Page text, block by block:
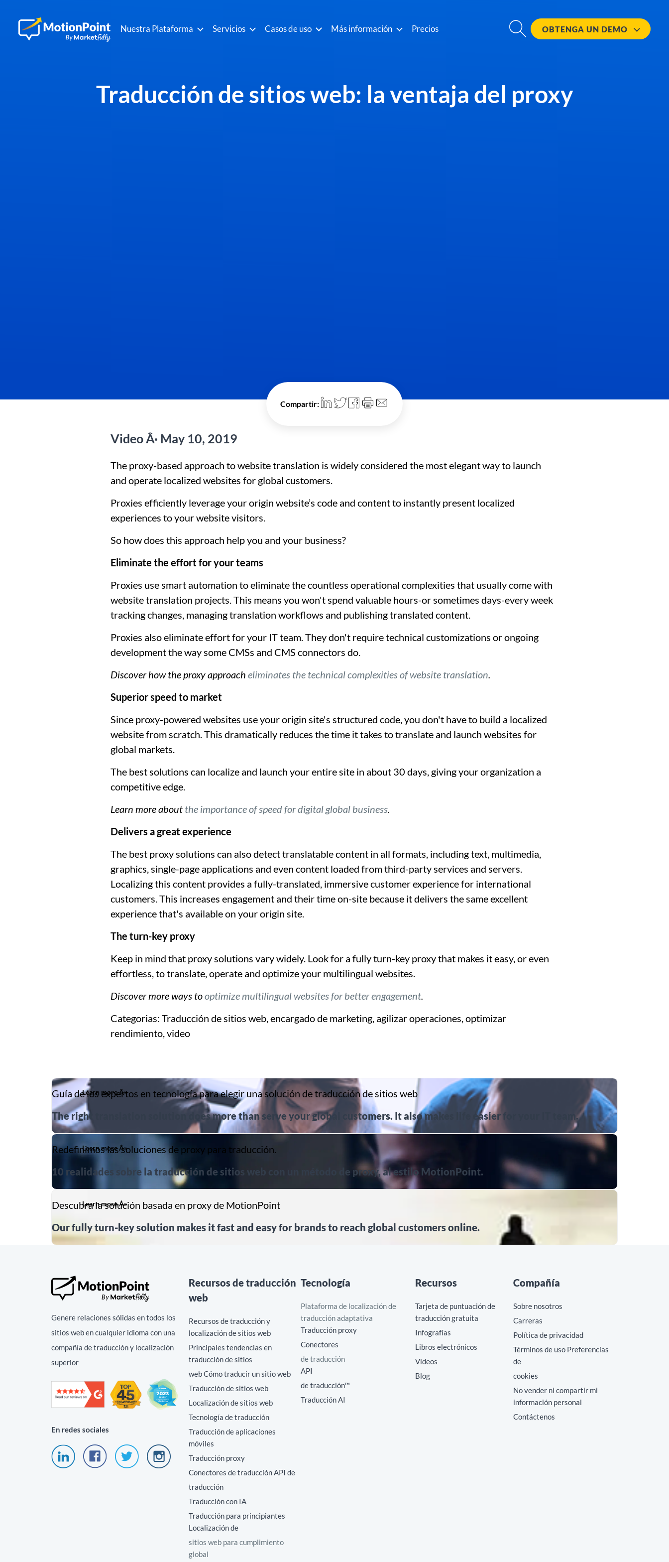
Nuestra Plataforma Servicios Casos de uso Más información Precios OBTENGA UN DEMO
Traducción de sitios web: la ventaja del proxy
Compartir:
Video Â· May 10, 2019
The proxy-based approach to website translation is widely considered the most elegant way to launch
and operate localized websites for global customers.
Proxies efficiently leverage your origin website’s code and content to instantly present localized
experiences to your website visitors.
So how does this approach help you and your business?
Eliminate the effort for your teams
Proxies use smart automation to eliminate the countless operational complexities that usually come with
website translation projects. This means you won't spend valuable hours-or sometimes days-every week
tracking changes, managing translation workflows and publishing translated content.
Proxies also eliminate effort for your IT team. They don't require technical customizations or ongoing
development the way some CMSs and CMS connectors do.
Discoverhow the proxy approach eliminates the technical complexities of website translation.
Superior speed to market
Since proxy-powered websites use your origin site's structured code, you don't have to build a localized
website from scratch. This dramatically reduces the time it takes to translate and launch websites for
global markets.
The best solutions can localize and launch your entire site in about 30 days, giving your organization a
competitive edge.
Learn more about the importance of speed for digital global business.
Delivers a great experience
The best proxy solutions can also detect translatable content in all formats, including text, multimedia,
graphics, single-page applications and even content loaded from third-party services and servers.
Localizing this content provides a fully-translated, immersive customer experience for international
customers. This increases engagement and their time on-site because it delivers the same excellent
experience that's available on your origin site.
The turn-key proxy
Keep in mind that proxy solutions vary widely. Look for a fully turn-key proxy that makes it easy, or even
effortless, to translate, operate and optimize your multilingual websites.
Discover more ways tooptimize multilingual websites for better engagement.
Categorias: Traducción de sitios web, encargado de marketing, agilizar operaciones, optimizar
rendimiento, video
Guía de los expertos en tecnología para elegir una solución de traducción de sitios web
The right translation solution does more than serve your global customers. It also makes life easier for your IT team.
Learn more Â»
Redefinimos las soluciones de proxy para traducción.
10 realidades sobre la traducción de sitios web con un método de proxy, al estilo MotionPoint.
Learn more Â»
Descubra la solución basada en proxy de MotionPoint
Our fully turn-key solution makes it fast and easy for brands to reach global customers online.
Learn more Â»
Genere relaciones sólidas en todos los
sitios web en cualquier idioma con una
compañía de traducción y localización
superior
En redes sociales
Recursos de traducción
web
Recursos de traducción y
localización de sitios web
Principales tendencias en
traducción de sitios
web Cómo traducir un sitio web
Traducción de sitios web
Localización de sitios web
Tecnología de traducción
Traducción de aplicaciones
móviles
Traducción proxy
Conectores de traducción API de
traducción
Traducción con IA
Traducción para principiantes
Localización de
sitios web para cumplimiento
global
Tecnología
Plataforma de localización de
traducción adaptativa
Traducción proxy
Conectores
de traducción
API
de traducción™
Traducción AI
Recursos
Tarjeta de puntuación de
traducción gratuita
Infografías
Libros electrónicos
Videos
Blog
Compañía
Sobre nosotros
Carreras
Política de privacidad
Términos de uso Preferencias
de
cookies
No vender ni compartir mi
información personal
Contáctenos